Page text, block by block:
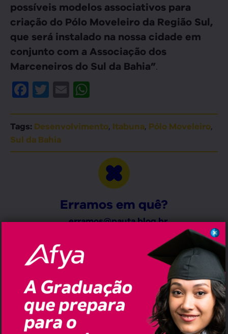
possíveis modelos associativos para
criação do Pólo Moveleiro da Região Sul,
que será instalado na nossa cidade em
conjunto com a Associação dos
Marceneiros do Sul da Bahia”.
Facebook
Twitter
Email
Tags: Desenvolvimento, Itabuna, Pólo Moveleiro,
Sul da Bahia
Erramos em quê?
erramos@pauta.blog.br
Bahia
ALERTA❗ Estiagem no Sul da Bahia
pode resultar na perda de 10 mil
cabeças de gado